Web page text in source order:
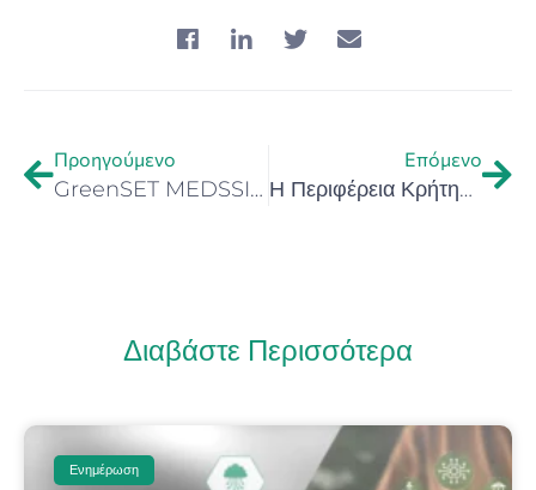
Προηγούμενο
GreenSET MEDSSIM Pilot 2026 – Ανοιχτή Πρόσκληση για ΜΜΕ που θέλουν να αναπτύξουν βιώσιμες και καινοτόμες υπηρεσίες για τον τουρισμό
Επόμενο
Η Περιφέρεια Κρήτης στην Ημερίδα και το Εργαστήριο Κοινωνικής Καινοτομίας στη Λάρισα
Διαβάστε Περισσότερα
Ενημέρωση